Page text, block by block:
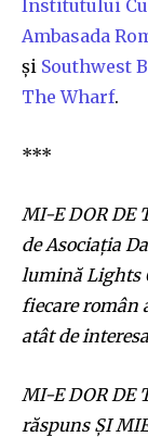
I've read and
32,111
Institutului
Ambasada
și Southwest
The Wharf.
***
MI-E DOR DE
de Asociația
lumină Lights
fiecare român
atât de
MI-E DOR DE
răspuns ȘI